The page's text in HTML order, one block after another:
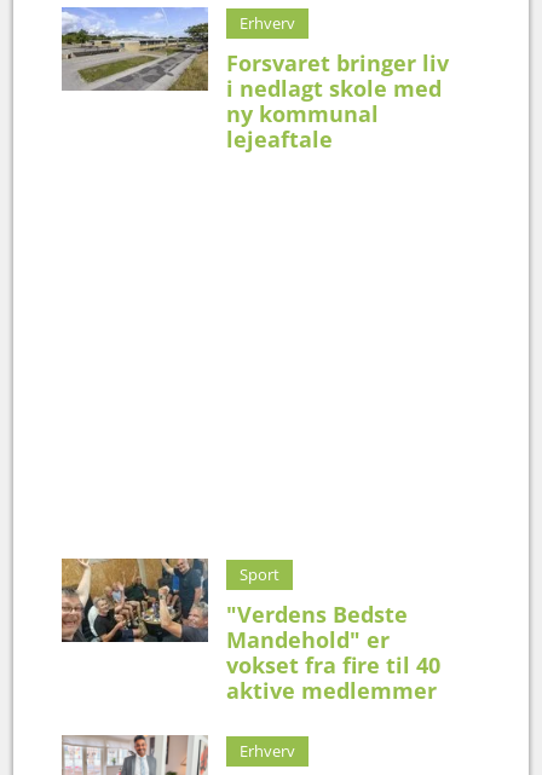
Erhverv
Forsvaret bringer liv
i nedlagt skole med
ny kommunal
lejeaftale
Sport
"Verdens Bedste
Mandehold" er
vokset fra fire til 40
aktive medlemmer
Erhverv